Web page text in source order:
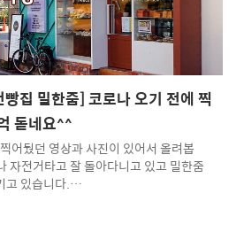
집 밀한줌] 코로나 오기 전에 찍
돋네요^^
어뒀던 영상과 사진이 있어서 올려봅
자전거타고 잘 돌아다니고 있고 밀한줌
고 있습니다.
부산 비건 음식점 정보 바로가
236 부산 비건 음식점(비건식당/비